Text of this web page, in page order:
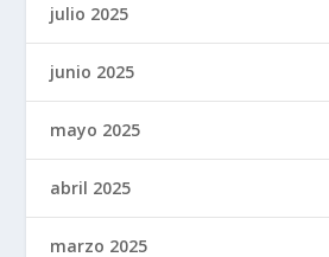
julio 2025
junio 2025
mayo 2025
abril 2025
marzo 2025